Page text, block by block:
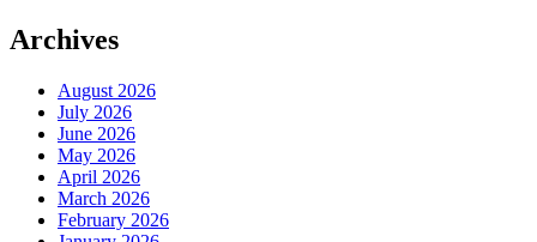
Archives
August 2026
July 2026
June 2026
May 2026
April 2026
March 2026
February 2026